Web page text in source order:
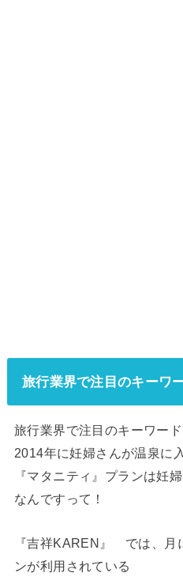
旅行業界で注目のキーワ
旅行業界で注目のキーワー
2014年に妊婦さんが温泉に
『マタニティ』プランは妊
なんですって！
『吉祥KAREN』 では、月
ンが利用されている